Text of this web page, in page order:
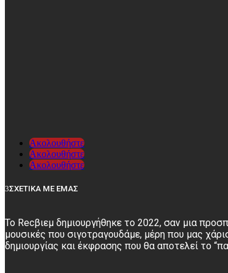
Ακολουθήστε
Ακολουθήστε
Ακολουθήστε
ΣΧΕΤΙΚΑ ΜΕ ΕΜΑΣ
Το Recβιεμ δημιουργήθηκε το 2022, σαν μια
μουσικές που σιγοτραγουδάμε, μέρη που μας
δημιουργίας και έκφρασης που θα αποτελεί το